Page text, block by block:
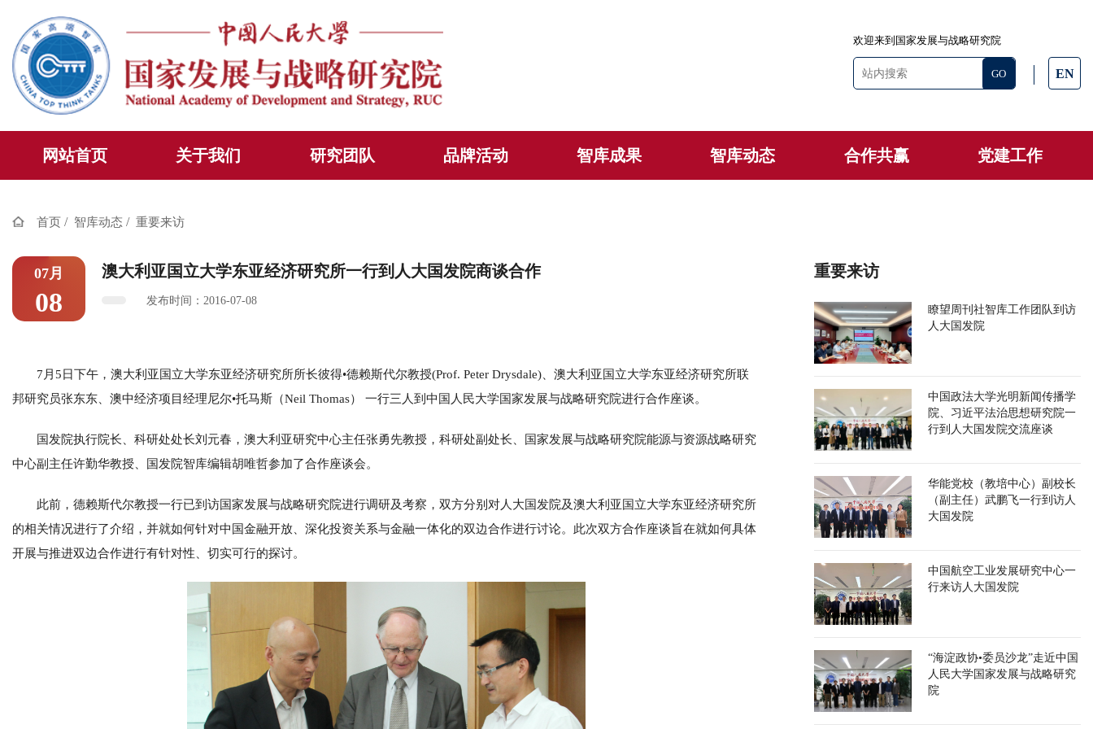
欢迎来到国家发展与战略研究院
EN
网站首页 关于我们 研究团队 品牌活动 智库成果 智库动态 合作共赢 党建工作
首页 / 智库动态 / 重要来访
07月
08
澳大利亚国立大学东亚经济研究所一行到人大国发院商谈合作
发布时间：2016-07-08
7月5日下午，澳大利亚国立大学东亚经济研究所所长彼得•德赖斯代尔教授(Prof. Peter Drysdale)、澳大利亚国立大学东亚经济研究所联
邦研究员张东东、澳中经济项目经理尼尔•托马斯（Neil Thomas） 一行三人到中国人民大学国家发展与战略研究院进行合作座谈。
国发院执行院长、科研处处长刘元春，澳大利亚研究中心主任张勇先教授，科研处副处长、国家发展与战略研究院能源与资源战略研究
中心副主任许勤华教授、国发院智库编辑胡唯哲参加了合作座谈会。
此前，德赖斯代尔教授一行已到访国家发展与战略研究院进行调研及考察，双方分别对人大国发院及澳大利亚国立大学东亚经济研究所
的相关情况进行了介绍，并就如何针对中国金融开放、深化投资关系与金融一体化的双边合作进行讨论。此次双方合作座谈旨在就如何具体
开展与推进双边合作进行有针对性、切实可行的探讨。
重要来访
瞭望周刊社智库工作团队到访
人大国发院
中国政法大学光明新闻传播学
院、习近平法治思想研究院一
行到人大国发院交流座谈
华能党校（教培中心）副校长
（副主任）武鹏飞一行到访人
大国发院
中国航空工业发展研究中心一
行来访人大国发院
“海淀政协•委员沙龙”走近中国
人民大学国家发展与战略研究
院